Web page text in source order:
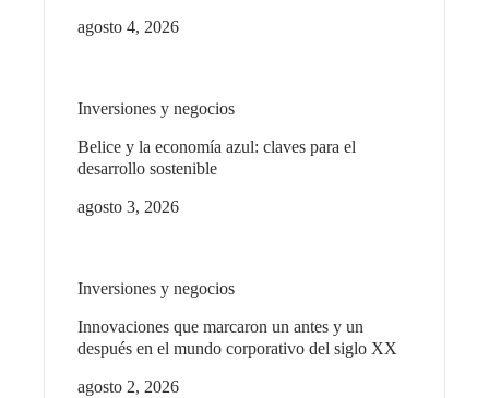
agosto 4, 2026
Inversiones y negocios
Belice y la economía azul: claves para el
desarrollo sostenible
agosto 3, 2026
Inversiones y negocios
Innovaciones que marcaron un antes y un
después en el mundo corporativo del siglo XX
agosto 2, 2026